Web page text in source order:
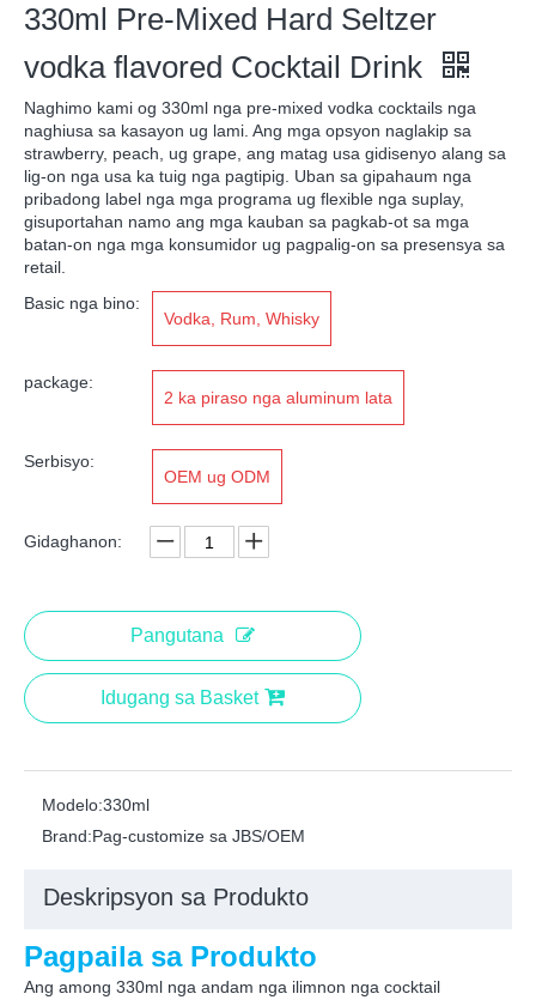
330ml Pre-Mixed Hard Seltzer
vodka flavored Cocktail Drink
Naghimo kami og 330ml nga pre-mixed vodka cocktails nga
naghiusa sa kasayon ​​​​ug lami. Ang mga opsyon naglakip sa
strawberry, peach, ug grape, ang matag usa gidisenyo alang sa
lig-on nga usa ka tuig nga pagtipig. Uban sa gipahaum nga
pribadong label nga mga programa ug flexible nga suplay,
gisuportahan namo ang mga kauban sa pagkab-ot sa mga
batan-on nga mga konsumidor ug pagpalig-on sa presensya sa
retail.
Basic nga bino:
Vodka, Rum, Whisky
package:
2 ka piraso nga aluminum lata
Serbisyo:
OEM ug ODM
Gidaghanon:
Pangutana
Idugang sa Basket
Modelo:330ml
Brand:Pag-customize sa JBS/OEM
Deskripsyon sa Produkto
Pagpaila sa Produkto
Ang among 330ml nga andam nga ilimnon nga cocktail